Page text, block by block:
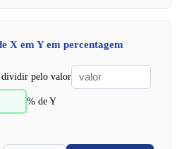
X em Y em percentagem
dividir pelo valor
% de Y